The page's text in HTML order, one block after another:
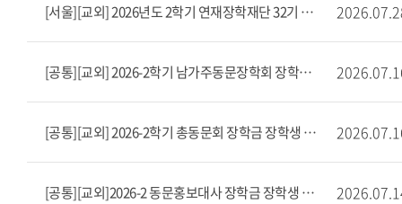
[서울][교외] 2026년도 2학기 연재장학재단 32기 장학생 선발안내(~8/10)
[공통][교외] 2026-2학기 남가주동문장학회 장학생 선발 공고
[공통][교외] 2026-2학기 총동문회 장학금 장학생 선발 공고
[공통][교외]2026-2 동문홍보대사 장학금 장학생 모집(~8/12)